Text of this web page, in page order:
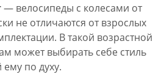
— велосипеды с колесами от
не отличаются от взрослых
В такой возрастной
может выбирать себе стиль
по духу.